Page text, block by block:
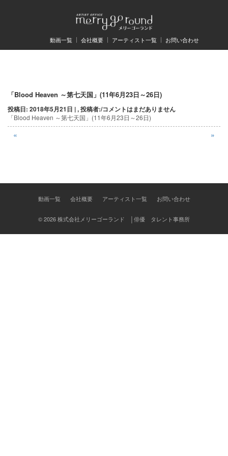
動画一覧 会社概要 アーティスト一覧 お問い合わせ
「Blood Heaven ～第七天国」(11年6月23日～26日)
投稿日: 2018年5月21日 | , 投稿者:/コメントはまだありません
「Blood Heaven ～第七天国」(11年6月23日～26日)
投
稿
ナ
ー
ン
« »
動画一覧 会社概要 アーティスト一覧 お問い合わせ
© 2026 株式会社メリーゴーランド │俳優 タレント事務所